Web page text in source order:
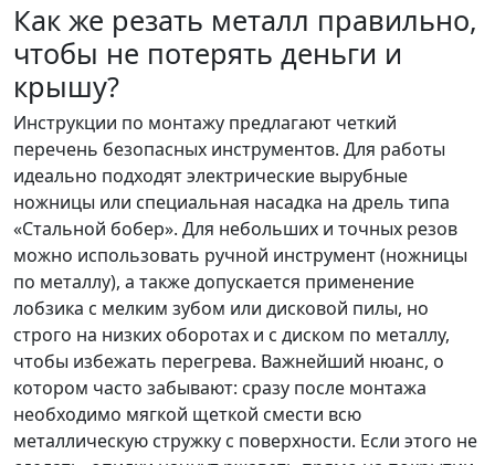
Как же резать металл правильно,
чтобы не потерять деньги и
крышу?
Инструкции по монтажу предлагают четкий
перечень безопасных инструментов. Для работы
идеально подходят электрические вырубные
ножницы или специальная насадка на дрель типа
«Стальной бобер». Для небольших и точных резов
можно использовать ручной инструмент (ножницы
по металлу), а также допускается применение
лобзика с мелким зубом или дисковой пилы, но
строго на низких оборотах и с диском по металлу,
чтобы избежать перегрева. Важнейший нюанс, о
котором часто забывают: сразу после монтажа
необходимо мягкой щеткой смести всю
металлическую стружку с поверхности. Если этого не